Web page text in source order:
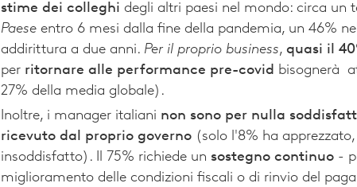
stime dei colleghi degli altri paesi nel mondo: circa un
Paese entro 6 mesi dalla fine della pandemia, un 46%
addirittura a due anni. Per il proprio business, quasi il
per ritornare alle performance pre-covid bisognerà
27% della media globale).
Inoltre, i manager italiani non sono per nulla
ricevuto dal proprio governo (solo l'8% ha
insoddisfatto). Il 75% richiede un sostegno continuo -
miglioramento delle condizioni fiscali o di rinvio del